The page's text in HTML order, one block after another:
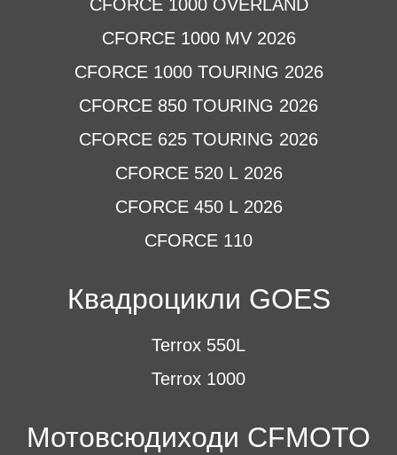
CFORCE 1000 OVERLAND
CFORCE 1000 MV 2026
CFORCE 1000 TOURING 2026
CFORCE 850 TOURING 2026
CFORCE 625 TOURING 2026
CFORCE 520 L 2026
CFORCE 450 L 2026
CFORCE 110
Квадроцикли GOES
Terrox 550L
Terrox 1000
Мотовсюдиходи CFMOTO